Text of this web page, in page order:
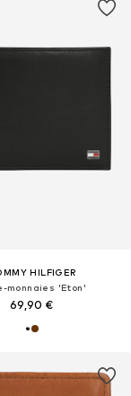
HILFIGER
monnaies 'Eton'
69,90 €